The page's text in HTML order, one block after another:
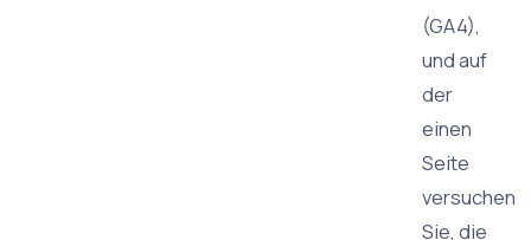
(GA4),
und auf
der
einen
Seite
versuchen
Sie, die